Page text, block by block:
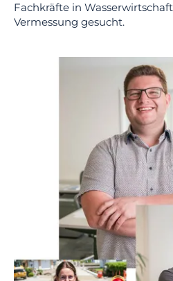
Fachkräfte in
Vermessung gesucht.